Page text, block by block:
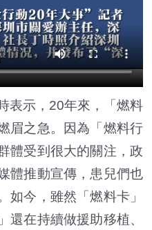
表示，20年來，「燃料
眉之急。因為「燃料行
體受到很大的關注，政
體推動宣傳，患兒們也
如今，雖然「燃料卡」
還在持續做援助移植、